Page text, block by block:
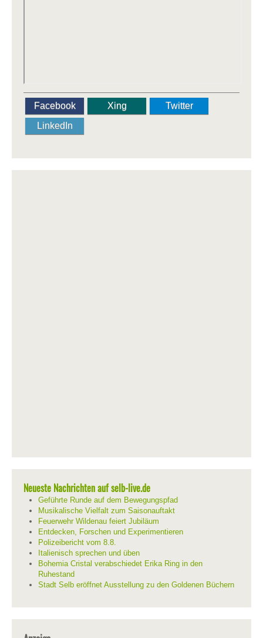
Facebook Xing
Twitter
LinkedIn
Neueste Nachrichten auf selb-live.de
Geführte Runde auf dem Bewegungspfad
Musikalische Vielfalt zum Saisonauftakt
Feuerwehr Wildenau feiert Jubiläum
Entdecken, Forschen und Experimentieren
Polizeibericht vom 8.8.
Italienisch sprechen und üben
Bohemia Cristal verabschiedet Erika Ring in den
Ruhestand
Stadt Selb eröffnet Ausstellung zu den Goldenen Büchern